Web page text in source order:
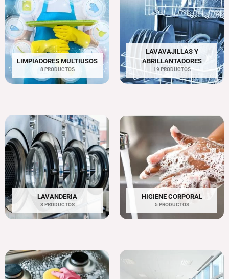
LIMPIADORES MULTIUSOS
8 PRODUCTOS
LAVAVAJILLAS Y
ABRILLANTADORES
19 PRODUCTOS
LAVANDERIA
8 PRODUCTOS
HIGIENE CORPORAL
5 PRODUCTOS